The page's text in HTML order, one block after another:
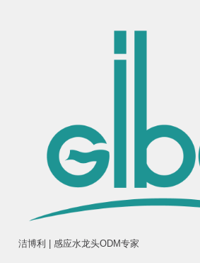
洁博利 | 感应水龙头ODM专家